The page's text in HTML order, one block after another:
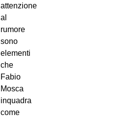
attenzione
al
rumore
sono
elementi
che
Fabio
Mosca
inquadra
come